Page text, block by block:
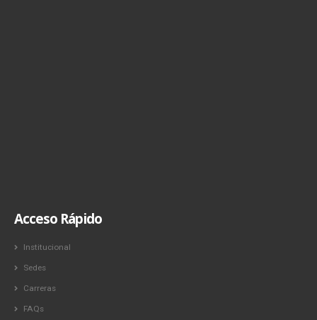
Acceso Rápido
Institucional
Sedes
Carreras
FAQs